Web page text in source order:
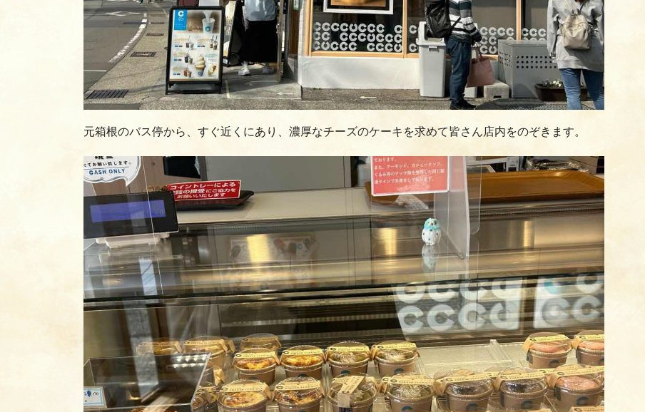
元箱根のバス停から、すぐ近くにあり、濃厚なチーズのケーキを求めて皆さん店内をのぞきます。